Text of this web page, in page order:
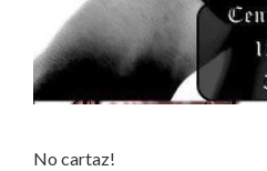
No cartaz!